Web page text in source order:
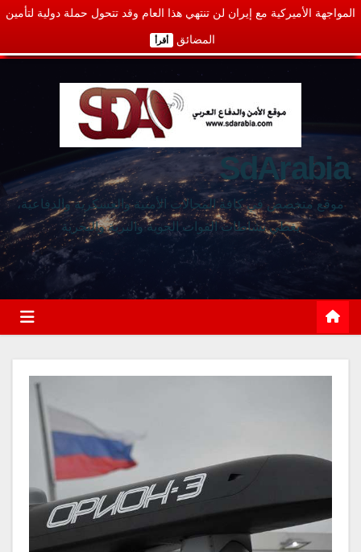
المواجهة الأميركية مع إيران لن تنتهي هذا العام وقد تتحول حملة دولية لتأمين
المضائق أقرأ
SdArabia
موقع متخصص في كافة المجالات الأمنية والعسكرية والدفاعية،
يغطي نشاطات القوات الجوية والبرية والبحرية